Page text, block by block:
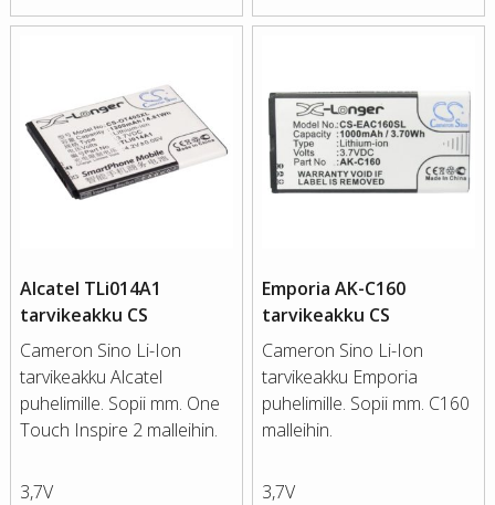
Alcatel TLi014A1
tarvikeakku CS
Cameron Sino Li-Ion
tarvikeakku Alcatel
puhelimille. Sopii mm. One
Touch Inspire 2 malleihin.
3,7V
Emporia AK-C160
tarvikeakku CS
Cameron Sino Li-Ion
tarvikeakku Emporia
puhelimille. Sopii mm. C160
malleihin.
3,7V